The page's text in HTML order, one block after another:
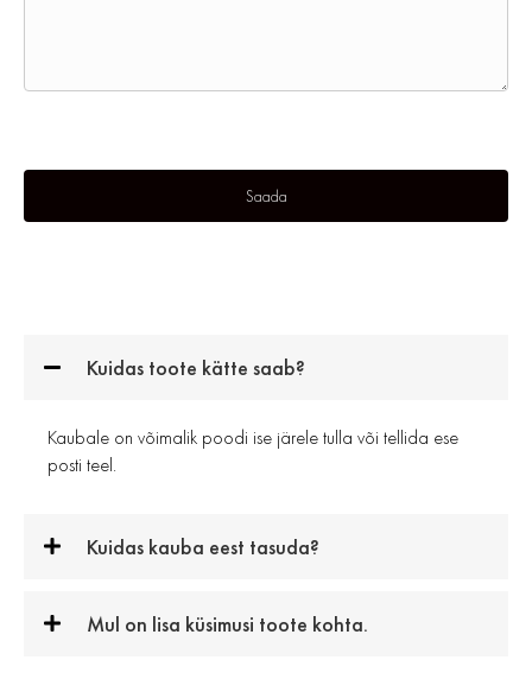
Kuidas toote kätte saab?
Kaubale on võimalik poodi ise järele tulla või tellida ese
posti teel.
Kuidas kauba eest tasuda?
Mul on lisa küsimusi toote kohta.